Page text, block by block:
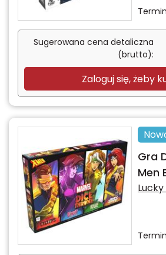
Sugerowana cena detaliczna
(brutto):
Zaloguj się, żeby
Gra
Men